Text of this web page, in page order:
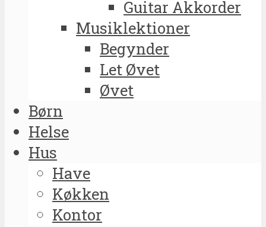
Guitar Akkorder
Musiklektioner
Begynder
Let Øvet
Øvet
Børn
Helse
Hus
Have
Køkken
Kontor